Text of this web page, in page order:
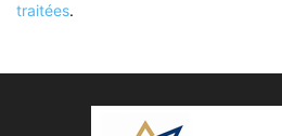
traitées.